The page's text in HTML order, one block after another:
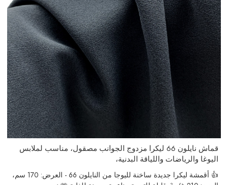
قماش نايلون 66 ليكرا مزدوج الجوانب مصقول، مناسب لملابس
اليوغا والرياضات واللياقة البدنية،
👍 أقمشة ليكرا جديدة ساخنة لليوجا من النايلون 66 - العرض: 170 سم،